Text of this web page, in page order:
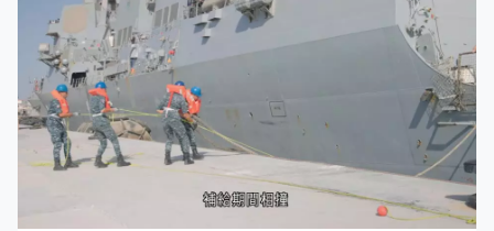
歲中國籍船長。日方指船上當時載有11人，正調查是否涉
及非法捕撈。官房長官木原稔重申會堅決打擊非法捕漁活
動。